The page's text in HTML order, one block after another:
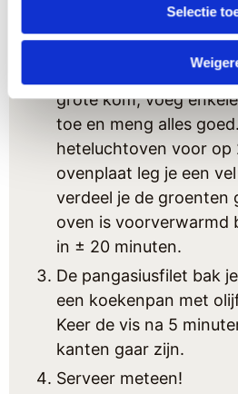
Selectie
in dunne reepjes. Doe
grote kom, voeg
toe en meng alles
heteluchtoven voor op
ovenplaat leg je een
verdeel je de groenten
oven is voorverwarmd
in ± 20 minuten.
De pangasiusfilet bak
een koekenpan met
Keer de vis na 5
kanten gaar zijn.
Serveer meteen!